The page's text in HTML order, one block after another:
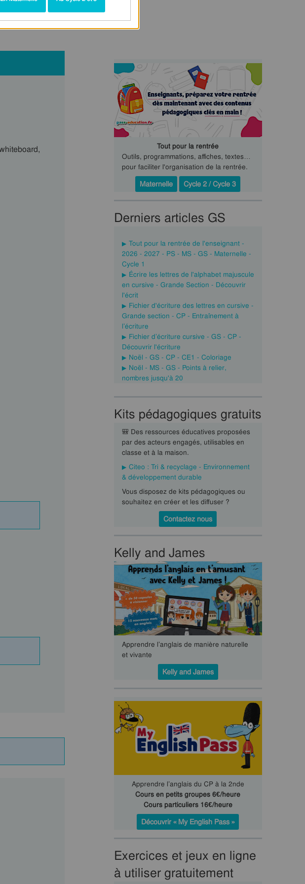
Tout pour la rentrée
Outils, programmations, affiches, textes…
pour faciliter l'organisation de la rentrée.
Maternelle
Cycle 2 / Cycle 3
Derniers articles GS
Tout pour la rentrée de l'enseignant -
2026 - 2027 - PS - MS - GS - Maternelle -
Cycle 1
Écrire les lettres de l'alphabet majuscule
en cursive - Grande Section - Découvrir
l'écrit
Fichier d'écriture des lettres en cursive -
Grande section - CP - Entraînement à
l’écriture
Fichier d’écriture cursive - GS - CP -
Découvrir l'écriture
Noël - GS - CP - CE1 - Coloriage
Noël - MS - GS - Points à relier,
nombres jusqu'à 20
Kits pédagogiques gratuits
🎒 Des ressources éducatives proposées
par des acteurs engagés, utilisables en
classe et à la maison.
Citeo : Tri & recyclage - Environnement
& développement durable
Vous disposez de kits pédagogiques ou
souhaitez en créer et les diffuser ?
Contactez nous
Kelly and James
Apprendre l’anglais de manière naturelle
et vivante
Kelly and James
Apprendre l’anglais du CP à la 2nde
Cours en petits groupes 6€/heure
Cours particuliers 16€/heure
Découvrir « My English Pass »
Exercices et jeux en ligne
à utiliser gratuitement